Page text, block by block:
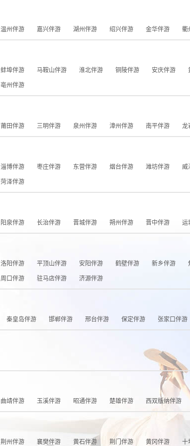
温州伴游 嘉兴伴游 湖州伴游 绍兴伴游 金华伴游 衢
蚌埠伴游 马鞍山伴游 淮北伴游 铜陵伴游 安庆伴游
亳州伴游
莆田伴游 三明伴游 泉州伴游 漳州伴游 南平伴游 龙
淄博伴游 枣庄伴游 东营伴游 烟台伴游 潍坊伴游 威
菏泽伴游
阳泉伴游 长治伴游 晋城伴游 朔州伴游 晋中伴游 运
洛阳伴游 平顶山伴游 安阳伴游 鹤壁伴游 新乡伴游
周口伴游 驻马店伴游 济源伴游
秦皇岛伴游 邯郸伴游 邢台伴游 保定伴游 张家口伴游
曲靖伴游 玉溪伴游 昭通伴游 楚雄伴游 西双版纳伴游
荆州伴游 襄樊伴游 黄石伴游 荆门伴游 黄冈伴游 十